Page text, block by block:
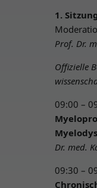
1.
Prof. Dr.
Offizielle
09:00 –
Dr. med.
09:30 –